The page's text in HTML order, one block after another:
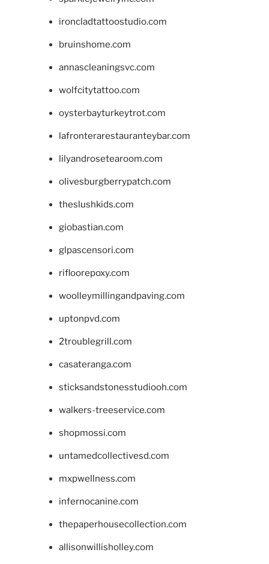
ironcladtattoostudio.com
bruinshome.com
annascleaningsvc.com
wolfcitytattoo.com
oysterbayturkeytrot.com
lafronterarestauranteybar.com
lilyandrosetearoom.com
olivesburgberrypatch.com
theslushkids.com
giobastian.com
glpascensori.com
rifloorepoxy.com
woolleymillingandpaving.com
uptonpvd.com
2troublegrill.com
casateranga.com
sticksandstonesstudiooh.com
walkers-treeservice.com
shopmossi.com
untamedcollectivesd.com
mxpwellness.com
infernocanine.com
thepaperhousecollection.com
allisonwillisholley.com